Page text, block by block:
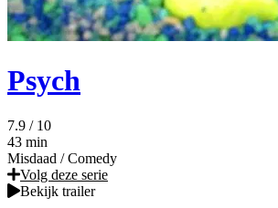
Psych
7.9 / 10
43 min
Misdaad / Comedy
Volg deze serie
Bekijk trailer